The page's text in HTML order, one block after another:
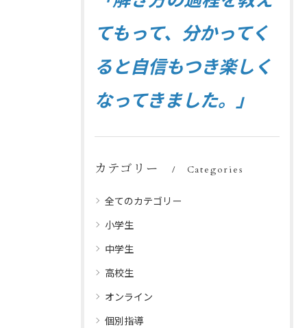
てもって、分かってく
ると自信もつき楽しく
なってきました。」
カテゴリー Categories
全てのカテゴリー
小学生
中学生
高校生
オンライン
個別指導